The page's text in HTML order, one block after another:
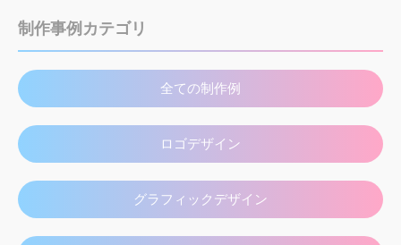
制作事例カテゴリ
全ての制作例
ロゴデザイン
グラフィックデザイン